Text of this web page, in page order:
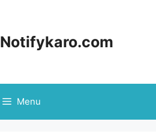
Notifykaro.com
Menu